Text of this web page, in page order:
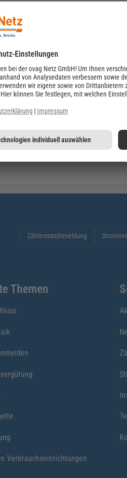
Messsysteme.
(
) hat
und Verbraucherschutz
sollen. Die technischen Vorgaben
) geregelt. Die
Smart-Meter-Geräte, sondern
sichergestellt, dass die
werden.
Zählerstandsmeldung
Themen
Verbrauchseinrichtungen